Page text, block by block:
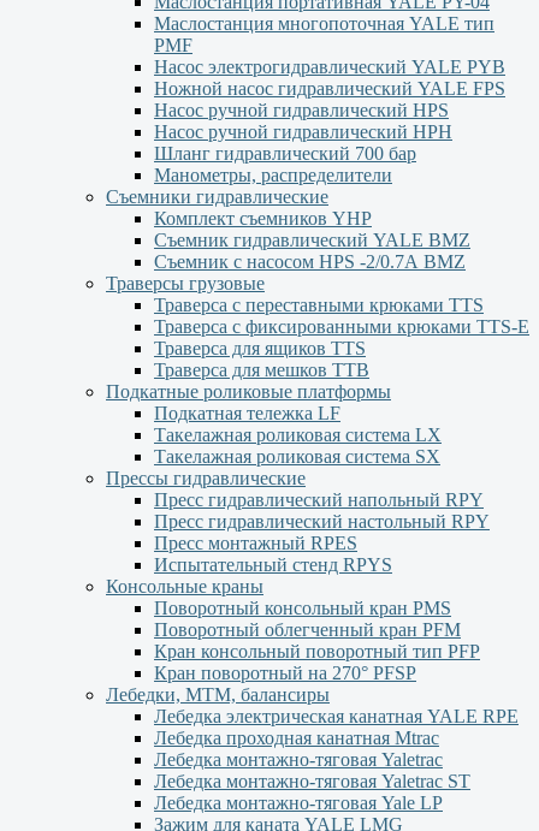
Маслостанция многопоточная YALE тип
PMF
Насос электрогидравлический YALE PYB
Ножной насос гидравлический YALE FPS
Насос ручной гидравлический HPS
Насос ручной гидравлический HPН
Шланг гидравлический 700 бар
Манометры, распределители
Съемники гидравлические
Комплект съемников YHP
Съемник гидравлический YALE BMZ
Съемник с насосом HPS -2/0.7А BMZ
Траверсы грузовые
Траверса с переставными крюками TTS
Траверса с фиксированными крюками TTS-Е
Траверса для ящиков ТТS
Траверса для мешков ТТВ
Подкатные роликовые платформы
Подкатная тележка LF
Такелажная роликовая система LX
Такелажная роликовая система SX
Прессы гидравлические
Пресс гидравлический напольный RPY
Пресс гидравлический настольный RPY
Пресс монтажный RPES
Испытательный стенд RPYS
Консольные краны
Поворотный консольный кран PMS
Поворотный облегченный кран PFM
Кран консольный поворотный тип PFP
Кран поворотный на 270° PFSP
Лебедки, МТМ, балансиры
Лебедка электрическая канатная YALE RPE
Лебедка проходная канатная Mtrac
Лебедка монтажно-тяговая Yaletrac
Лебедка монтажно-тяговая Yaletrac ST
Лебедка монтажно-тяговая Yale LP
Зажим для каната YALE LMG